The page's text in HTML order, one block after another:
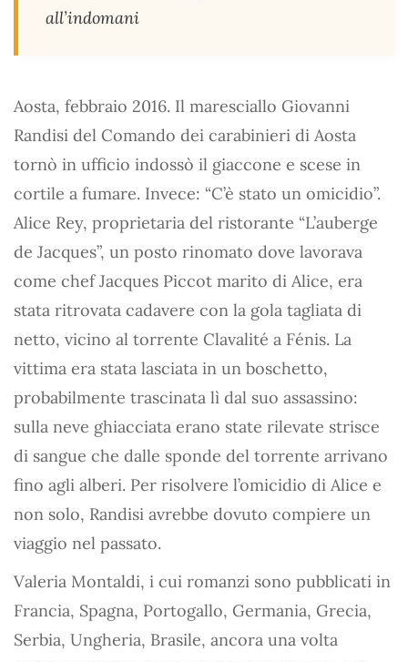
all’indomani
Aosta, febbraio 2016. Il maresciallo Giovanni
Randisi del Comando dei carabinieri di Aosta
tornò in ufficio indossò il giaccone e scese in
cortile a fumare. Invece: “C’è stato un omicidio”.
Alice Rey, proprietaria del ristorante “L’auberge
de Jacques”, un posto rinomato dove lavorava
come chef Jacques Piccot marito di Alice, era
stata ritrovata cadavere con la gola tagliata di
netto, vicino al torrente Clavalité a Fénis. La
vittima era stata lasciata in un boschetto,
probabilmente trascinata lì dal suo assassino:
sulla neve ghiacciata erano state rilevate strisce
di sangue che dalle sponde del torrente arrivano
fino agli alberi. Per risolvere l’omicidio di Alice e
non solo, Randisi avrebbe dovuto compiere un
viaggio nel passato.
Valeria Montaldi, i cui romanzi sono pubblicati in
Francia, Spagna, Portogallo, Germania, Grecia,
Serbia, Ungheria, Brasile, ancora una volta